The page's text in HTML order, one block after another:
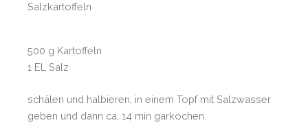
Salzkartoffeln
500 g Kartoffeln
1 EL Salz
schälen und halbieren, in einem Topf mit Salzwasser
geben und dann ca. 14 min garkochen.